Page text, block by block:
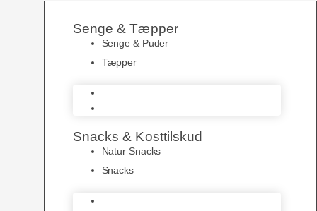
Senge & Tæpper
Senge & Puder
Tæpper
Snacks & Kosttilskud
Natur Snacks
Snacks